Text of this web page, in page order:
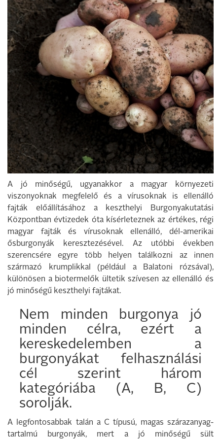
A jó minőségű, ugyanakkor a magyar környezeti
viszonyoknak megfelelő és a vírusoknak is ellenálló
fajták előállításához a keszthelyi Burgonyakutatási
Központban évtizedek óta kísérleteznek az értékes, régi
magyar fajták és vírusoknak ellenálló, dél-amerikai
ősburgonyák keresztezésével. Az utóbbi években
szerencsére egyre több helyen találkozni az innen
származó krumplikkal (például a Balatoni rózsával),
különösen a biotermelők ültetik szívesen az ellenálló és
jó minőségű keszthelyi fajtákat.
Nem minden burgonya jó
minden célra, ezért a
kereskedelemben a
burgonyákat felhasználási
cél szerint három
kategóriába (A, B, C)
sorolják.
A legfontosabbak talán a C típusú, magas szárazanyag-
tartalmú burgonyák, mert a jó minőségű sült